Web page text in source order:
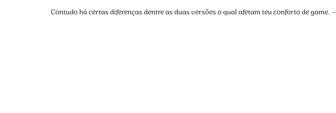
Contudo há certas diferenças dentre as duas versões o qual afetam teu conforto de game. –